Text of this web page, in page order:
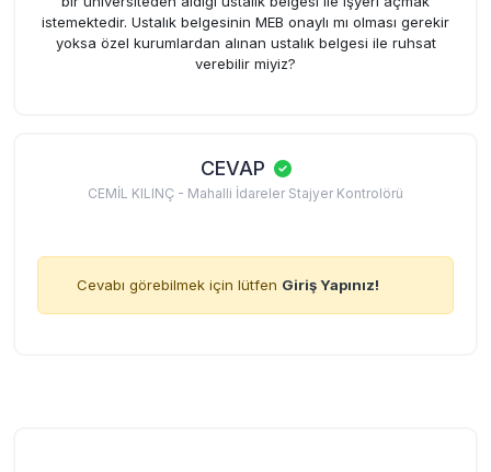
istemektedir. Ustalık belgesinin MEB onaylı mı olması gerekir
yoksa özel kurumlardan alınan ustalık belgesi ile ruhsat
verebilir miyiz?
CEVAP
CEMİL KILINÇ - Mahalli İdareler Stajyer Kontrolörü
Cevabı görebilmek için lütfen Giriş Yapınız!